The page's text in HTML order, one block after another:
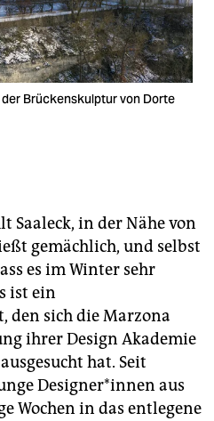
Brückenskulptur von Dorte
Saal­eck, in der Nähe von
gemächlich, und selbst
es im Winter sehr
ist ein
den sich die Marzona
ihrer Design Akademie
hat. Seit
De­si­gner*­in­nen aus
Wochen in das entlegene